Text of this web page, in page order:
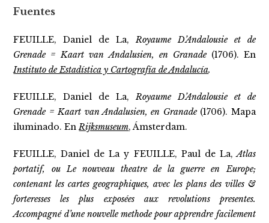
Fuentes
FEUILLE, Daniel de La,Royaume D’Andalousie et de
Grenade = Kaart van Andalusien, en Granade (1706). En
Instituto de Estadística y Cartografía de Andalucía.
FEUILLE, Daniel de La,Royaume D’Andalousie et de
Grenade = Kaart van Andalusien, en Granade(1706). Mapa
iluminado. EnRijksmuseum, Ámsterdam.
FEUILLE, Daniel de La y FEUILLE, Paul de La, Atlas
portatif, ou Le nouveau theatre de la guerre en Europe;
contenant les cartes geographiques, avec les plans des villes &
forteresses les plus exposées aux revolutions presentes.
Accompagné d’une nouvelle methode pour apprendre facilement